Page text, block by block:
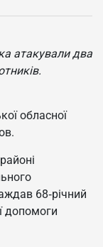
атакували два
обласної
68‑річний
допомоги